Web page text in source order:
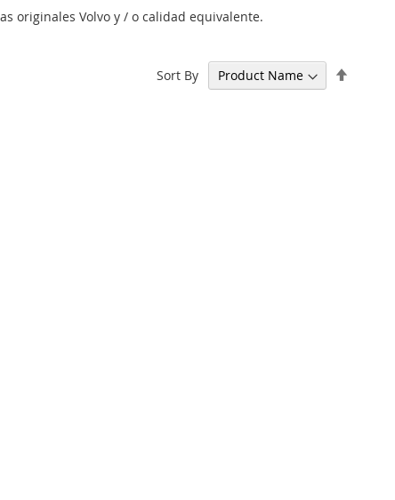
originales Volvo y / o calidad equivalente.
Sort By